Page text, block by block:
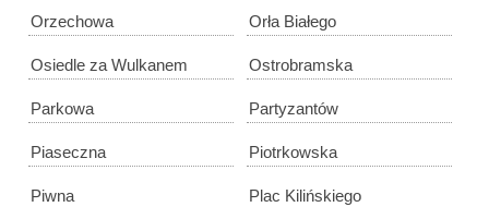
Orzechowa Orła Białego
Osiedle za Wulkanem Ostrobramska
Parkowa Partyzantów
Piaseczna Piotrkowska
Piwna Plac Kilińskiego